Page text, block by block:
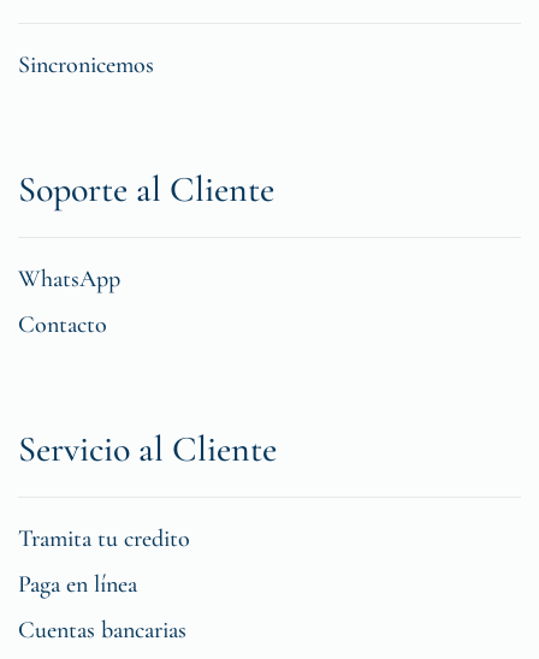
Sincronicemos
Soporte al Cliente
WhatsApp
Contacto
Servicio al Cliente
Tramita tu credito
Paga en línea
Cuentas bancarias